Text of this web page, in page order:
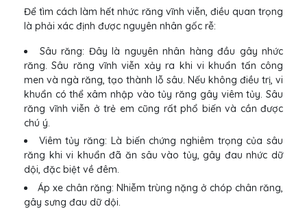
Để tìm cách làm hết nhức răng vĩnh viễn, điều quan trọng
là phải xác định được nguyên nhân gốc rễ:
Sâu răng: Đây là nguyên nhân hàng đầu gây nhức
răng. Sâu răng vĩnh viễn xảy ra khi vi khuẩn tấn công
men và ngà răng, tạo thành lỗ sâu. Nếu không điều trị, vi
khuẩn có thể xâm nhập vào tủy răng gây viêm tủy. Sâu
răng vĩnh viễn ở trẻ em cũng rất phổ biến và cần được
chú ý.
Viêm tủy răng: Là biến chứng nghiêm trọng của sâu
răng khi vi khuẩn đã ăn sâu vào tủy, gây đau nhức dữ
dội, đặc biệt về đêm.
Áp xe chân răng: Nhiễm trùng nặng ở chóp chân răng,
gây sưng đau dữ dội.